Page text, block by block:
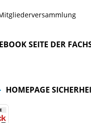
SEITE DER
HOMEPAGE